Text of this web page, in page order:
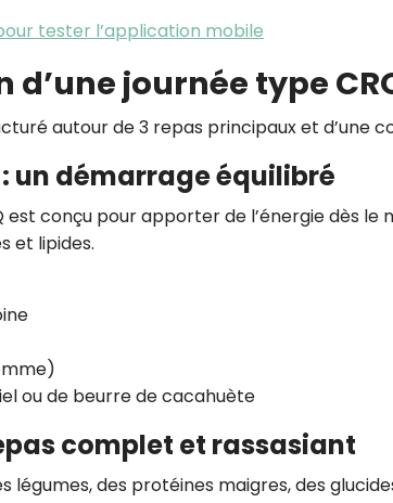
tester l’application mobile
journée type
autour de 3 repas principaux et d’une
un démarrage équilibré
est conçu pour apporter de l’énergie dès le
et lipides.
ou de beurre de cacahuète
complet et rassasiant
légumes, des protéines maigres, des